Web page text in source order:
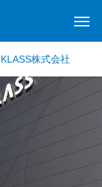
KLASS株式会社